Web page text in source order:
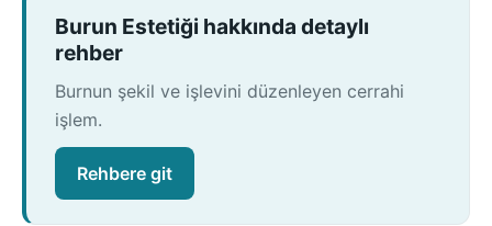
Burun Estetiği hakkında detaylı
rehber
Burnun şekil ve işlevini düzenleyen cerrahi
işlem.
Rehbere git